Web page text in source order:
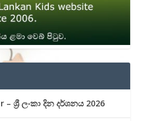
– ශ්‍රී ලංකා දින දර්ශනය 2026